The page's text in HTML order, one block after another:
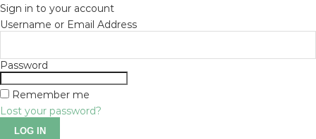
Sign in to your account
Username or Email Address
Password
Remember me
Lost your password?